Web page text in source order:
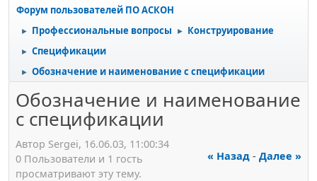
Форум пользователей ПО АСКОН
► Профессиональные вопросы ► Конструирование
► Спецификации
► Обозначение и наименование с спецификации
Обозначение и наименование
с спецификации
Автор Sergei, 16.06.03, 11:00:34
« Назад - Далее »
0 Пользователи и 1 гость
просматривают эту тему.